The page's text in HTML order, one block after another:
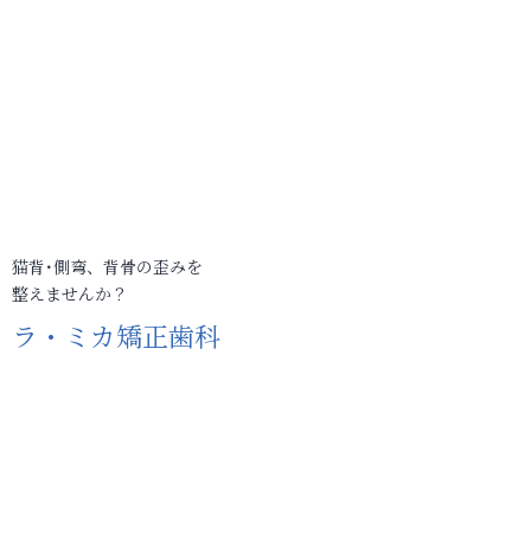
猫背･側弯、背骨の歪みを
整えませんか？
ラ・ミカ矯正歯科